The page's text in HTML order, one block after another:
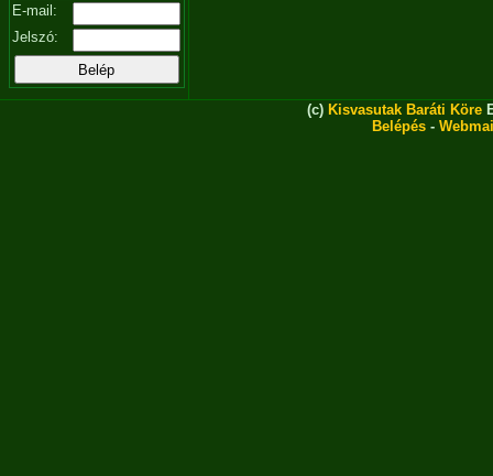
E-mail:
Jelszó:
(c) Kisvasutak Baráti Köre
Belépés -